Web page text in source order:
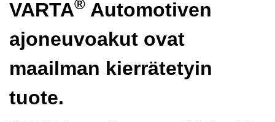
VARTA® Automotiven
ajoneuvoakut ovat
maailman kierrätetyin
tuote.